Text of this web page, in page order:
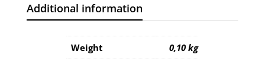
Additional information
Weight 0,10 kg